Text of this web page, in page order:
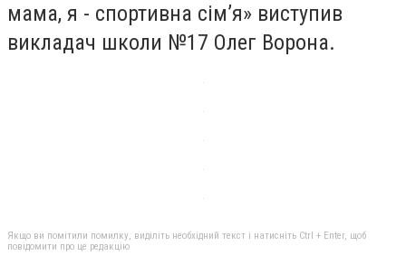
мама, я - спортивна сім’я» виступив
викладач школи №17 Олег Ворона.
Якщо ви помітили помилку, виділіть необхідний текст і натисніть Ctrl + Enter, щоб
повідомити про це редакцію